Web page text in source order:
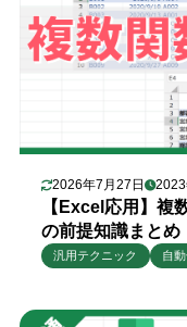
2026年7月27日 2023
【Excel応用】複
の前提知識まとめ
汎用テクニック
自